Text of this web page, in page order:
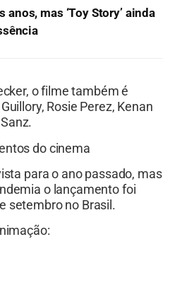
mas ‘Toy Story’ ainda
o filme também é
Rosie Perez, Kenan
do cinema
para o ano passado, mas
o lançamento foi
setembro no Brasil.